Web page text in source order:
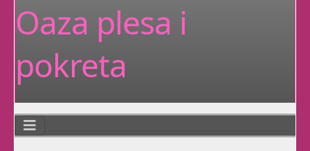
Zen Yoga
stanaj tijela,Smatra se da se
Oaza plesa i
pokreta